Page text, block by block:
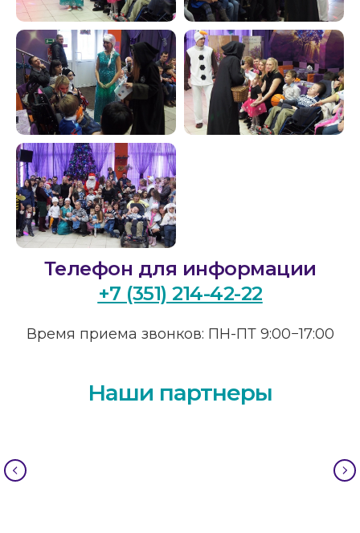
Телефон для информации
+7 (351) 214-42-22
Время приема звонков: ПН-ПТ 9:00−17:00
Наши партнеры
Корр. счет:
30101810700000000602
БИК:
047501602
Банк:
Челябинское отделение
№8597 ПАО СБЕРБАНК
Расч. счет:
40703810172710000052
ОГРН:
1257400002331
КПП:
744801001
ИНН:
7448260999
Телефон/факс: